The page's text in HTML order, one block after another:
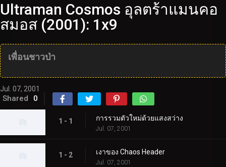
Ultraman Cosmos อุลตร้าแมนคอ
สมอส (2001): 1x9
เพื่อนชาวป่า
Jul. 07, 2001
Shared 0
1 - 1 การรวมตัวใหม่ด้วยแสงสว่าง
Jul. 07, 2001
1 - 2 เงาของ Chaos Header
Jul. 07, 2001